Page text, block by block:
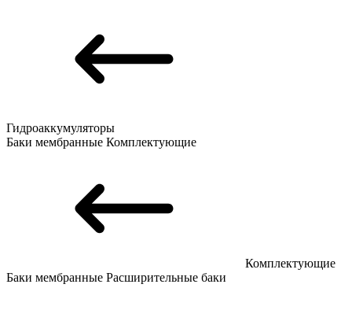
Гидроаккумуляторы
Баки мембранные Комплектующие
Комплектующие
Баки мембранные Расширительные баки